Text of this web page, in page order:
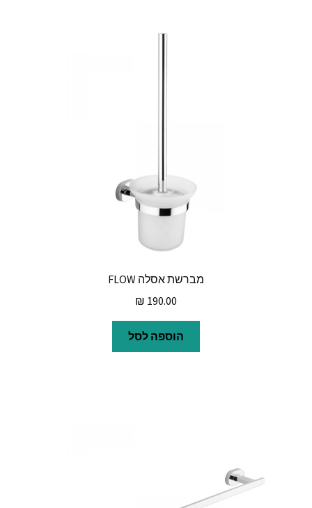
מברשת אסלה FLOW
₪ 190.00
הוספה לסל